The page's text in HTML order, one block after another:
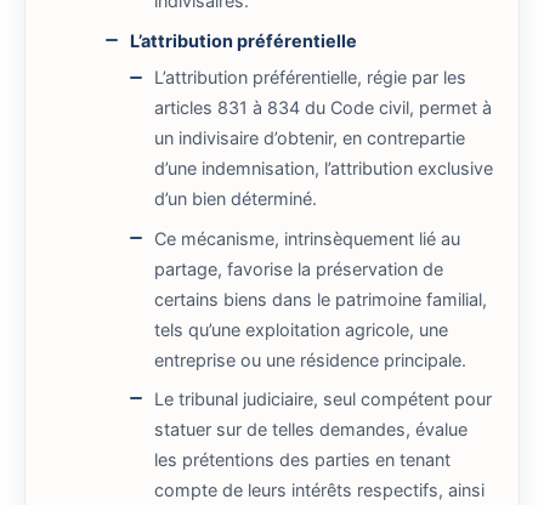
L’attribution préférentielle
L’attribution préférentielle, régie par les
articles 831 à 834 du Code civil, permet à
un indivisaire d’obtenir, en contrepartie
d’une indemnisation, l’attribution exclusive
d’un bien déterminé.
Ce mécanisme, intrinsèquement lié au
partage, favorise la préservation de
certains biens dans le patrimoine familial,
tels qu’une exploitation agricole, une
entreprise ou une résidence principale.
Le tribunal judiciaire, seul compétent pour
statuer sur de telles demandes, évalue
les prétentions des parties en tenant
compte de leurs intérêts respectifs, ainsi